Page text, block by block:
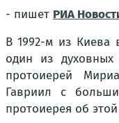
- пишет РИА
В 1992-м из Киева
один из духовных
протоиерей
Гавриил с
протоиерея об